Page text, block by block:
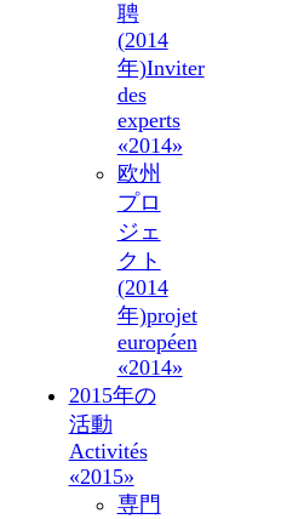
聘
(2014
年)Inviter
des
experts
«2014»
欧州
プロ
ジェ
クト
(2014
年)projet
européen
«2014»
2015年の
活動
Activités
«2015»
専門